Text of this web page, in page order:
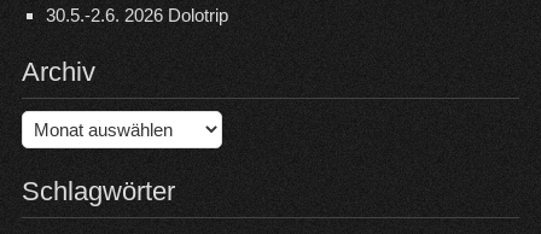
30.5.-2.6. 2026 Dolotrip
Archiv
Archiv
Schlagwörter